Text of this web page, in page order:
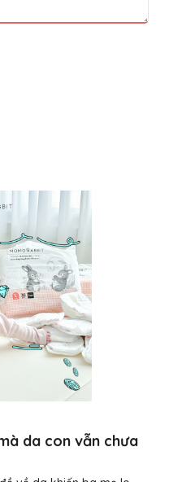
da con vẫn chưa